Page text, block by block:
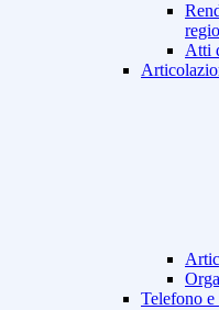
Atti
Telefono e